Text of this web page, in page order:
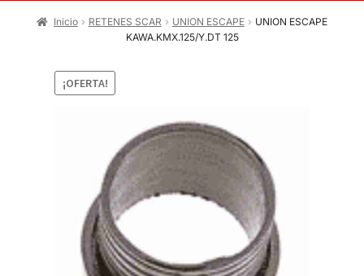
Inicio RETENES SCAR UNION ESCAPE
UNION ESCAPE
KAWA.KMX.125/Y.DT 125
¡OFERTA!